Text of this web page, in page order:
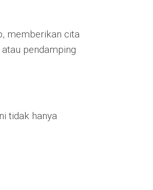
memberikan cita
pendamping
tidak hanya